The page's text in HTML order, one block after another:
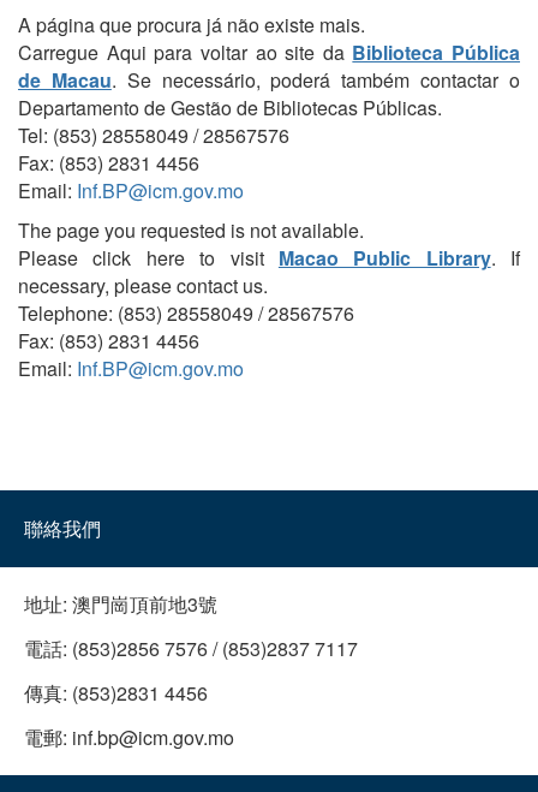
A página que procura já não existe mais.
Carregue Aqui para voltar ao site da Biblioteca Pública
de Macau. Se necessário, poderá também contactar o
Departamento de Gestão de Bibliotecas Públicas.
Tel: (853) 28558049 / 28567576
Fax: (853) 2831 4456
Email: Inf.BP@icm.gov.mo
The page you requested is not available.
Please click here to visit Macao Public Library. If
necessary, please contact us.
Telephone: (853) 28558049 / 28567576
Fax: (853) 2831 4456
Email: Inf.BP@icm.gov.mo
聯絡我們
地址: 澳門崗頂前地3號
電話: (853)2856 7576 / (853)2837 7117
傳真: (853)2831 4456
電郵: inf.bp@icm.gov.mo